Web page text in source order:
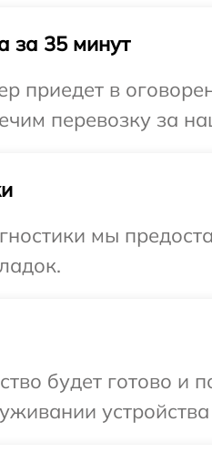
за 35 минут
приедет в
перевозку за
мы
будет готово